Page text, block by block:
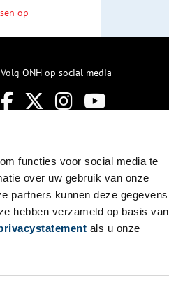
functies voor social media te
over uw gebruik van onze
partners kunnen deze gegevens
hebben verzameld op basis van
als u onze
op
Volg ONH op social media